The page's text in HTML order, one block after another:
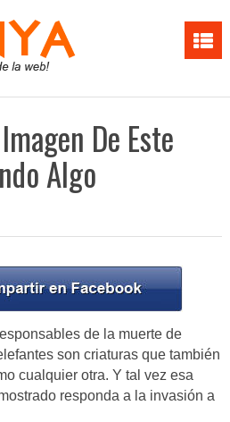
De Este
Algo
de la muerte de
son criaturas que también
cualquier otra. Y tal vez esa
responda a la invasión a